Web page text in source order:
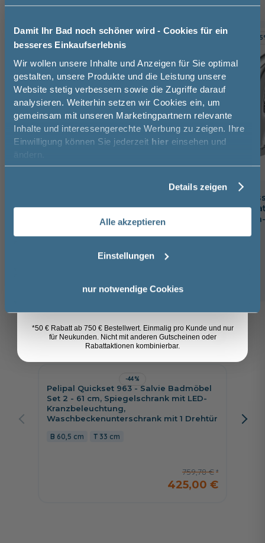
Damit Ihr Bad noch schöner wird - Cookies für ein
besseres Einkaufserlebnis
Wir wollen unsere Inhalte und Anzeigen für Sie optimal
gestalten, unsere Produkte und die Leistung unsere
Website stetig verbessern sowie die Zugriffe darauf
analysieren. Weiterhin setzen wir Cookies ein, um
gemeinsam mit unseren Marketingpartnern relevante
Inhalte und interessengerechte Werbung zu zeigen. Ihre
Einwilligung können Sie jederzeit hier einsehen und
ändern.
Details zeigen
Alle akzeptieren
Einstellungen
nur notwendige Cookies
Waschtischarmatur verchromt,
inkl. Zugstangen-Ablaufgarnitur
16,6 cm 15,9 cm
89,99 €
-
badshop.de
inkl.
15 cm 16,5 cm
Kunden kauften auch 8
-44%
Pelipal Quickset 963 - Salvie Badmöbel
Set 2 - 61 cm, Spiegelschrank mit LED-
Kranzbeleuchtung,
Waschbeckenunterschrank mit 1 Drehtür
60,5 cm 33 cm
759,78 €
425,00 €
Jetzt 50 € sparen!
Melde Sie sich hier zu unserem
Newsletter an und sparen Sie
50€* auf Ihre Bestellung!
Email
Anmelden
*50 € Rabatt ab 750 € Bestellwert. Einmalig pro Kunde und nur
für Neukunden. Nicht mit anderen Gutscheinen oder
Rabattaktionen kombinierbar.